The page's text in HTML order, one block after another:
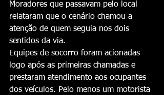
Moradores que passavam pelo local
relataram que o cenário chamou a
atenção de quem seguia nos dois
sentidos da via.
Equipes de socorro foram acionadas
logo após as primeiras chamadas e
prestaram atendimento aos ocupantes
dos veículos. Pelo menos um motorista